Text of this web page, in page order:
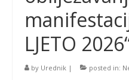
LJETO
by Urednik | posted in: